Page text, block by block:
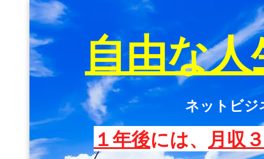
自由な
ネットビジ
１年後には、 月収